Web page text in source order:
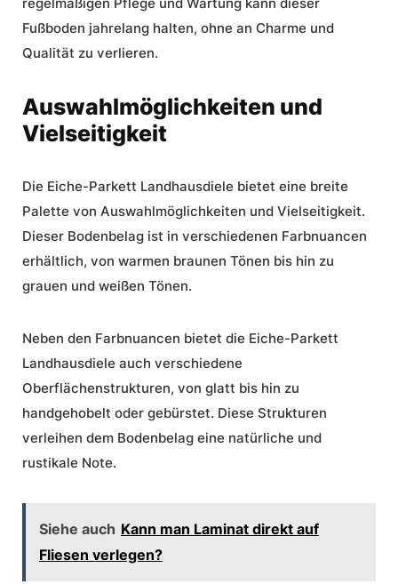
Fußboden jahrelang halten, ohne an Charme und
Qualität zu verlieren.
Auswahlmöglichkeiten und
Vielseitigkeit
Die Eiche-Parkett Landhausdiele bietet eine breite
Palette von Auswahlmöglichkeiten und Vielseitigkeit.
Dieser Bodenbelag ist in verschiedenen Farbnuancen
erhältlich, von warmen braunen Tönen bis hin zu
grauen und weißen Tönen.
Neben den Farbnuancen bietet die Eiche-Parkett
Landhausdiele auch verschiedene
Oberflächenstrukturen, von glatt bis hin zu
handgehobelt oder gebürstet. Diese Strukturen
verleihen dem Bodenbelag eine natürliche und
rustikale Note.
Siehe auch Kann man Laminat direkt auf
Fliesen verlegen?